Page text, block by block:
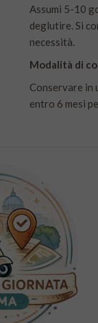
Assumi 5-10
deglutire. Si
necessità.
Modalità di
Conservare in
entro 6 mesi